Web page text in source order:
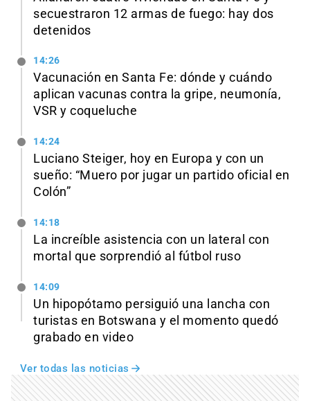
secuestraron 12 armas de fuego: hay dos
detenidos
14:26
Vacunación en Santa Fe: dónde y cuándo
aplican vacunas contra la gripe, neumonía,
VSR y coqueluche
14:24
Luciano Steiger, hoy en Europa y con un
sueño: “Muero por jugar un partido oficial en
Colón”
14:18
La increíble asistencia con un lateral con
mortal que sorprendió al fútbol ruso
14:09
Un hipopótamo persiguió una lancha con
turistas en Botswana y el momento quedó
grabado en video
Ver todas las noticias